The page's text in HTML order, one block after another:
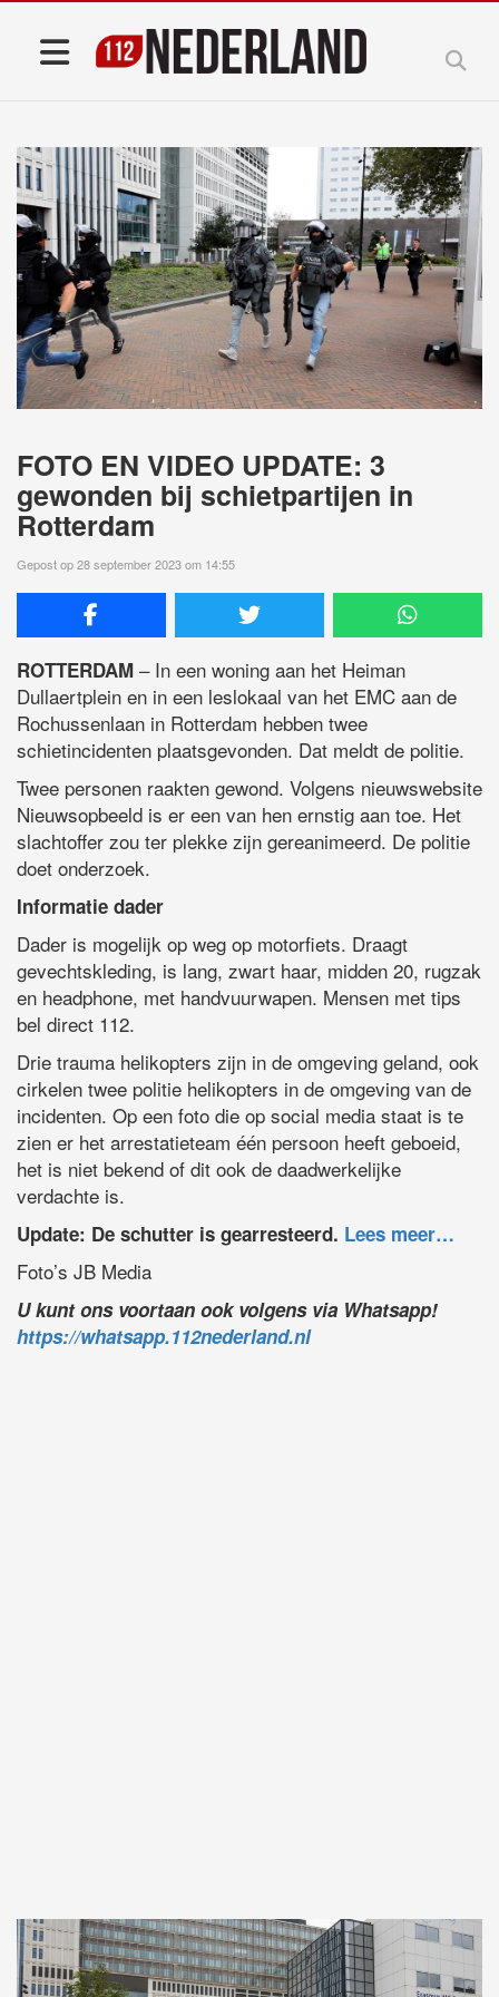
FOTO EN VIDEO UPDATE: 3
gewonden bij schietpartijen in
Rotterdam
Gepost op 28 september 2023 om 14:55
ROTTERDAM – In een woning aan het Heiman
Dullaertplein en in een leslokaal van het EMC aan de
Rochussenlaan in Rotterdam hebben twee
schietincidenten plaatsgevonden. Dat meldt de politie.
Twee personen raakten gewond. Volgens nieuwswebsite
Nieuwsopbeeld is er een van hen ernstig aan toe. Het
slachtoffer zou ter plekke zijn gereanimeerd. De politie
doet onderzoek.
Informatie dader
Dader is mogelijk op weg op motorfiets. Draagt
gevechtskleding, is lang, zwart haar, midden 20, rugzak
en headphone, met handvuurwapen. Mensen met tips
bel direct 112.
Drie trauma helikopters zijn in de omgeving geland, ook
cirkelen twee politie helikopters in de omgeving van de
incidenten. Op een foto die op social media staat is te
zien er het arrestatieteam één persoon heeft geboeid,
het is niet bekend of dit ook de daadwerkelijke
verdachte is.
Update: De schutter is gearresteerd. Lees meer…
Foto’s JB Media
U kunt ons voortaan ook volgens via Whatsapp!
https://whatsapp.112nederland.nl